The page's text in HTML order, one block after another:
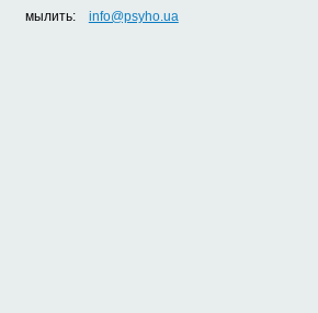
мылить:
info@psyho.ua